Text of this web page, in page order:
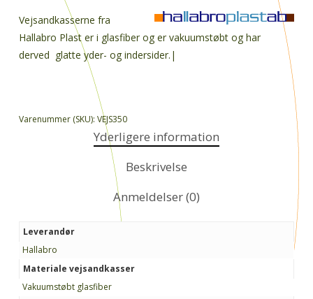
Vejsandkasserne fra
Hallabro Plast er i glasfiber og er vakuumstøbt og har
derved glatte yder- og indersider.|
Varenummer (SKU): VEJS350
Yderligere information
Beskrivelse
Anmeldelser (0)
Leverandør
Hallabro
Materiale vejsandkasser
Vakuumstøbt glasfiber